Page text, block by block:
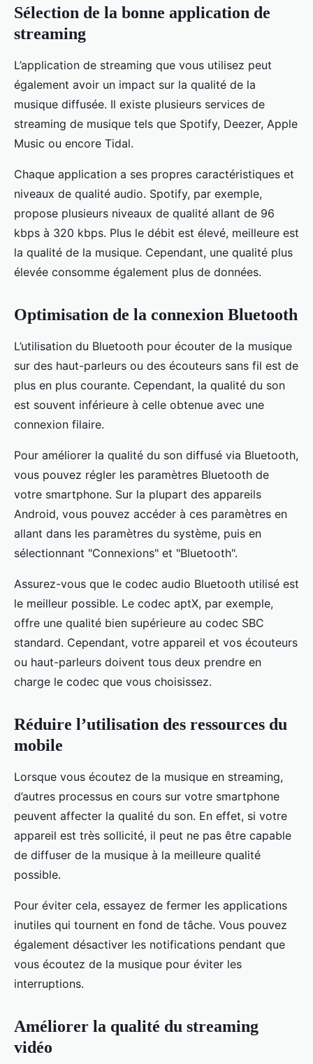
Sélection de la bonne application de
streaming
L’application de streaming que vous utilisez peut
également avoir un impact sur la qualité de la
musique diffusée. Il existe plusieurs services de
streaming de musique tels que Spotify, Deezer, Apple
Music ou encore Tidal.
Chaque application a ses propres caractéristiques et
niveaux de qualité audio. Spotify, par exemple,
propose plusieurs niveaux de qualité allant de 96
kbps à 320 kbps. Plus le débit est élevé, meilleure est
la qualité de la musique. Cependant, une qualité plus
élevée consomme également plus de données.
Optimisation de la connexion Bluetooth
L’utilisation du Bluetooth pour écouter de la musique
sur des haut-parleurs ou des écouteurs sans fil est de
plus en plus courante. Cependant, la qualité du son
est souvent inférieure à celle obtenue avec une
connexion filaire.
Pour améliorer la qualité du son diffusé via Bluetooth,
vous pouvez régler les paramètres Bluetooth de
votre smartphone. Sur la plupart des appareils
Android, vous pouvez accéder à ces paramètres en
allant dans les paramètres du système, puis en
sélectionnant "Connexions" et "Bluetooth".
Assurez-vous que le codec audio Bluetooth utilisé est
le meilleur possible. Le codec aptX, par exemple,
offre une qualité bien supérieure au codec SBC
standard. Cependant, votre appareil et vos écouteurs
ou haut-parleurs doivent tous deux prendre en
charge le codec que vous choisissez.
Réduire l’utilisation des ressources du
mobile
Lorsque vous écoutez de la musique en streaming,
d’autres processus en cours sur votre smartphone
peuvent affecter la qualité du son. En effet, si votre
appareil est très sollicité, il peut ne pas être capable
de diffuser de la musique à la meilleure qualité
possible.
Pour éviter cela, essayez de fermer les applications
inutiles qui tournent en fond de tâche. Vous pouvez
également désactiver les notifications pendant que
vous écoutez de la musique pour éviter les
interruptions.
Améliorer la qualité du streaming
vidéo